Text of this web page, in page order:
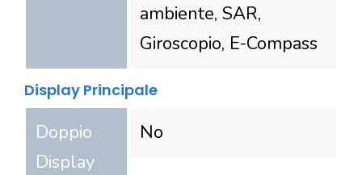
ambiente, SAR,
Giroscopio, E-Compass
Display Principale
Doppio
Display
No